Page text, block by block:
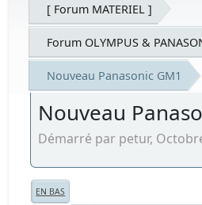
[ Forum MATERIEL ]
Forum OLYMPUS &
Nouveau Panasonic GM1
Nouveau
Démarré par petur,
EN BAS